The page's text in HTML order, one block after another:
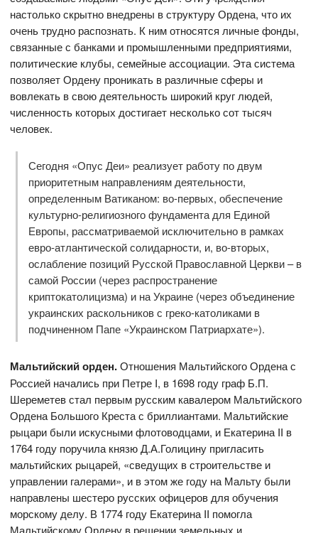
настолько скрытно внедрены в структуру Ордена, что их
очень трудно распознать. К ним относятся личные фонды,
связанные с банками и промышленными предприятиями,
политические клубы, семейные ассоциации. Эта система
позволяет Ордену проникать в различные сферы и
вовлекать в свою деятельность широкий круг людей,
численность которых достигает несколько сот тысяч
человек.
Сегодня «Опус Деи» реализует работу по двум
приоритетным направлениям деятельности,
определенным Ватиканом: во-первых, обеспечение
культурно-религиозного фундамента для Единой
Европы, рассматриваемой исключительно в рамках
евро-атлантической солидарности, и, во-вторых,
ослабление позиций Русской Православной Церкви – в
самой России (через распространение
криптокатолицизма) и на Украине (через объединение
украинских раскольников с греко-католиками в
подчиненном Папе «Украинском Патриархате»).
Мальтийский орден.Отношения Мальтийского Ордена с
Россией начались при Петре I, в 1698 году граф Б.П.
Шереметев стал первым русским кавалером Мальтийского
Ордена Большого Креста с бриллиантами. Мальтийские
рыцари были искусными флотоводцами, и Екатерина II в
1764 году поручила князю Д.А.Голицину пригласить
мальтийских рыцарей, «сведущих в строительстве и
управлении галерами», и в этом же году на Мальту были
направлены шестеро русских офицеров для обучения
морскому делу. В 1774 году Екатерина II помогла
Мальтийскому Ордену в решении земельных и